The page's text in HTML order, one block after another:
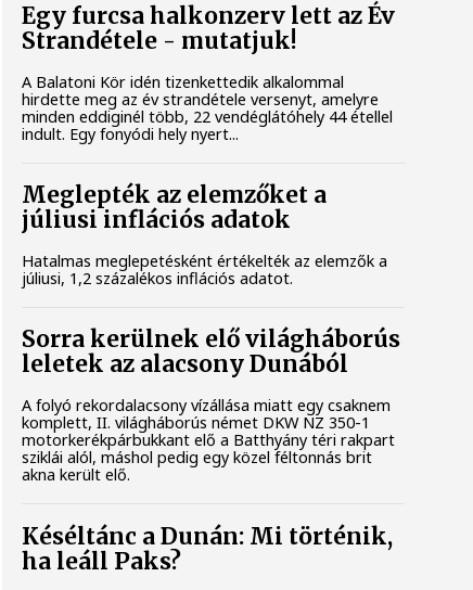
Egy furcsa halkonzerv lett az Év
Strandétele - mutatjuk!
A Balatoni Kör idén tizenkettedik alkalommal
hirdette meg az év strandétele versenyt, amelyre
minden eddiginél több, 22 vendéglátóhely 44 étellel
indult. Egy fonyódi hely nyert...
Meglepték az elemzőket a
júliusi inflációs adatok
Hatalmas meglepetésként értékelték az elemzők a
júliusi, 1,2 százalékos inflációs adatot.
Sorra kerülnek elő világháborús
leletek az alacsony Dunából
A folyó rekordalacsony vízállása miatt egy csaknem
komplett, II. világháborús német DKW NZ 350-1
motorkerékpárbukkant elő a Batthyány téri rakpart
sziklái alól, máshol pedig egy közel féltonnás brit
akna került elő.
Késéltánc a Dunán: Mi történik,
ha leáll Paks?